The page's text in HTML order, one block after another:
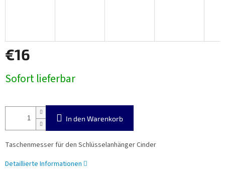
€16
Sofort lieferbar
In den Warenkorb
Taschenmesser für den Schlüsselanhänger Cinder
Detaillierte Informationen